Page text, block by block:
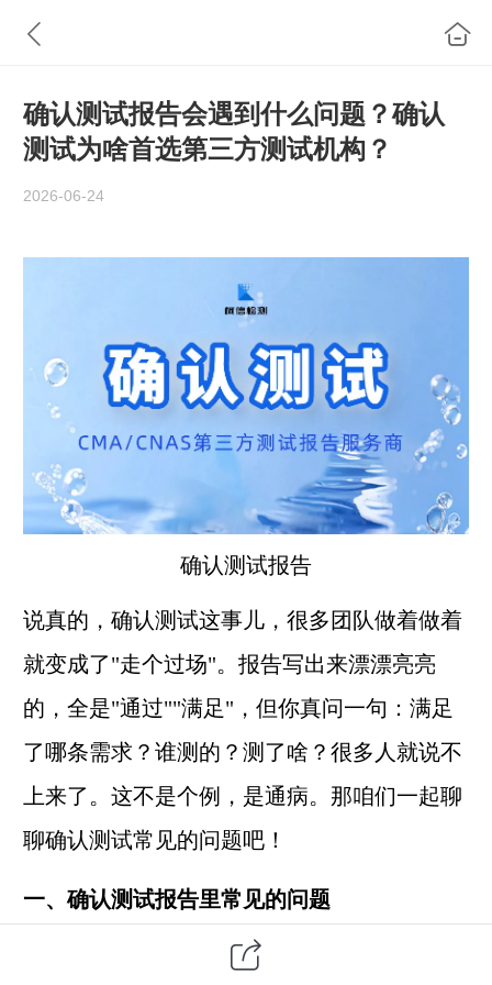
确认测试报告会遇到什么问题？确认
测试为啥首选第三方测试机构？
2026-06-24
确认测试报告
说真的，确认测试这事儿，很多团队做着做着
就变成了"走个过场"。报告写出来漂漂亮亮
的，全是"通过""满足"，但你真问一句：满足
了哪条需求？谁测的？测了啥？很多人就说不
上来了。这不是个例，是通病。那咱们一起聊
聊确认测试常见的问题吧！
一、确认测试报告里常见的问题
需求追溯断了